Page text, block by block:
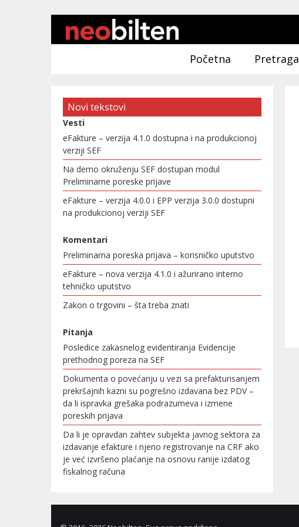
Početna Pretraga
Novi tekstovi
Vesti
eFakture – verzija 4.1.0 dostupna i na produkcionoj
verziji SEF
Na demo okruženju SEF dostupan modul
Preliminarne poreske prijave
eFakture – verzija 4.0.0 i EPP verzija 3.0.0 dostupni
na produkcionoj verziji SEF
Komentari
Preliminarna poreska prijava – korisničko uputstvo
eFakture – nova verzija 4.1.0 i ažurirano interno
tehničko uputstvo
Zakon o trgovini – šta treba znati
Pitanja
Posledice zakasnelog evidentiranja Evidencije
prethodnog poreza na SEF
Dokumenta o povećanju u vezi sa prefakturisanjem
prekršajnih kazni su pogrešno izdavana bez PDV –
da li ispravka grešaka podrazumeva i izmene
poreskih prijava
Da li je opravdan zahtev subjekta javnog sektora za
izdavanje efakture i njeno registrovanje na CRF ako
je već izvršeno plaćanje na osnovu ranije izdatog
fiskalnog računa